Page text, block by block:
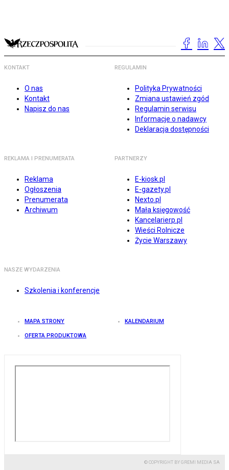
KONTAKT
O nas
Kontakt
Napisz do nas
REGULAMIN
Polityka Prywatności
Zmiana ustawień zgód
Regulamin serwisu
Informacje o nadawcy
Deklaracja dostępności
REKLAMA I PRENUMERATA
Reklama
Ogłoszenia
Prenumerata
Archiwum
PARTNERZY
E-kiosk.pl
E-gazety.pl
Nexto.pl
Mała księgowość
Kancelarierp.pl
Wieści Rolnicze
Życie Warszawy
NASZE WYDARZENIA
Szkolenia i konferencje
MAPA STRONY KALENDARIUM
OFERTA PRODUKTOWA
© COPYRIGHT BY GREMI MEDIA SA